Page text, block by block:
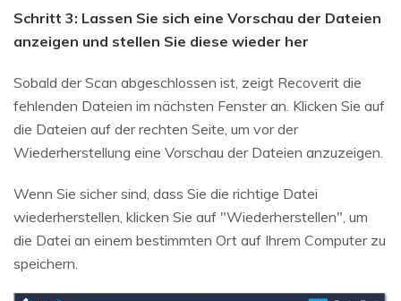
Schritt 3: Lassen Sie sich eine Vorschau der Dateien
anzeigen und stellen Sie diese wieder her
Sobald der Scan abgeschlossen ist, zeigt Recoverit die
fehlenden Dateien im nächsten Fenster an. Klicken Sie auf
die Dateien auf der rechten Seite, um vor der
Wiederherstellung eine Vorschau der Dateien anzuzeigen.
Wenn Sie sicher sind, dass Sie die richtige Datei
wiederherstellen, klicken Sie auf "Wiederherstellen", um
die Datei an einem bestimmten Ort auf Ihrem Computer zu
speichern.